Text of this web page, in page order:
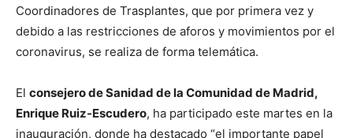
Coordinadores de Trasplantes, que por primera vez y
debido a las restricciones de aforos y movimientos por el
coronavirus, se realiza de forma telemática.
El consejero de Sanidad de la Comunidad de Madrid,
Enrique Ruiz-Escudero, ha participado este martes en la
inauguración, donde ha destacado “el importante papel